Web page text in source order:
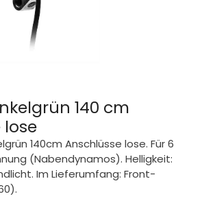
140 cm
lose
140cm Anschlüsse lose. Für 6
(Nabendynamos). Helligkeit:
Im Lieferumfang: Front-